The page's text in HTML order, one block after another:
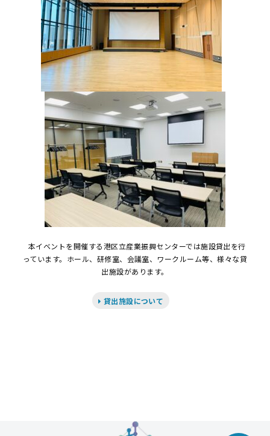
本イベントを開催する港区立産業振興センターでは施設貸出を行
っています。ホール、研修室、会議室、ワークルーム等、様々な貸
出施設があります。
貸出施設について